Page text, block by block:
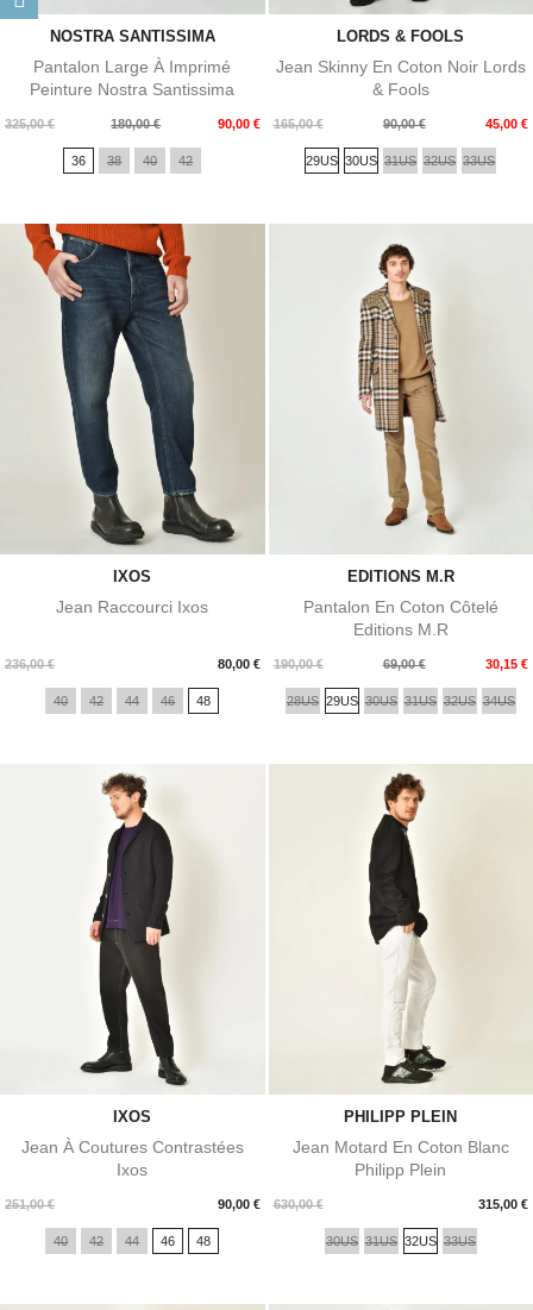
NOSTRA SANTISSIMA
Pantalon Large À Imprimé
Peinture Nostra Santissima
325,00 €
Prix
180,00 € 90,00 €
Prix
36 38 40 42
LORDS & FOOLS
Jean Skinny En Coton Noir Lords
& Fools
165,00 €
Prix
90,00 € 45,00 €
Prix
29US 30US 31US 32US 33US
IXOS
Jean Raccourci Ixos
236,00 € 80,00 €
Prix
40 42 44 46 48
EDITIONS M.R
Pantalon En Coton Côtelé
Editions M.R
190,00 €
Prix
de
base
69,00 € 30,15 €
Prix
28US 29US 30US 31US 32US 34US
IXOS
Jean À Coutures Contrastées
Ixos
251,00 € 90,00 €
Prix
40 42 44 46 48
PHILIPP PLEIN
Jean Motard En Coton Blanc
Philipp Plein
630,00 € 315,00 €
Prix
30US 31US 32US 33US